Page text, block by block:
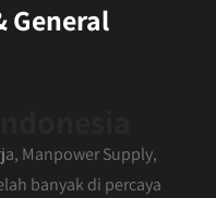
General
Manpower Supply,
banyak di percaya